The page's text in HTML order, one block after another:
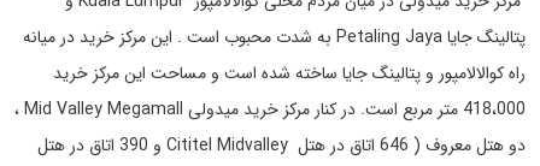
پتالینگ جایا Petaling Jaya به شدت محبوب است . این مرکز خرید در میانه
راه کوالالامپور و پتالینگ جایا ساخته شده است و مساحت این مرکز خرید
418،000 متر مربع است. در کنار مرکز خرید میدولی Mid Valley Megamall ،
دو هتل معروف ( 646 اتاق در هتل Cititel Midvalley و 390 اتاق در هتل